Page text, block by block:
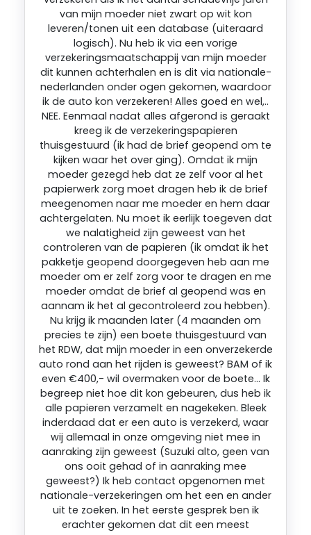
van mijn moeder niet zwart op wit kon
leveren/tonen uit een database (uiteraard
logisch). Nu heb ik via een vorige
verzekeringsmaatschappij van mijn moeder
dit kunnen achterhalen en is dit via nationale-
nederlanden onder ogen gekomen, waardoor
ik de auto kon verzekeren! Alles goed en wel,..
NEE. Eenmaal nadat alles afgerond is geraakt
kreeg ik de verzekeringspapieren
thuisgestuurd (ik had de brief geopend om te
kijken waar het over ging). Omdat ik mijn
moeder gezegd heb dat ze zelf voor al het
papierwerk zorg moet dragen heb ik de brief
meegenomen naar me moeder en hem daar
achtergelaten. Nu moet ik eerlijk toegeven dat
we nalatigheid zijn geweest van het
controleren van de papieren (ik omdat ik het
pakketje geopend doorgegeven heb aan me
moeder om er zelf zorg voor te dragen en me
moeder omdat de brief al geopend was en
aannam ik het al gecontroleerd zou hebben).
Nu krijg ik maanden later (4 maanden om
precies te zijn) een boete thuisgestuurd van
het RDW, dat mijn moeder in een onverzekerde
auto rond aan het rijden is geweest? BAM of ik
even €400,- wil overmaken voor de boete… Ik
begreep niet hoe dit kon gebeuren, dus heb ik
alle papieren verzamelt en nagekeken. Bleek
inderdaad dat er een auto is verzekerd, waar
wij allemaal in onze omgeving niet mee in
aanraking zijn geweest (Suzuki alto, geen van
ons ooit gehad of in aanraking mee
geweest?) Ik heb contact opgenomen met
nationale-verzekeringen om het een en ander
uit te zoeken. In het eerste gesprek ben ik
erachter gekomen dat dit een meest